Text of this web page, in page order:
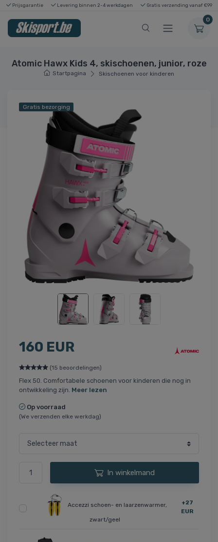
Prijsgarantie Levering binnen 2-4 werkdagen Gratis verzending vanaf €99
0
Atomic Hawx Kids 4, skischoenen, junior, roze
Startpagina Skischoenen voor kinderen
Gratis bezorging
160 EUR
(15 beoordelingen)
Flex 50. Comfortabele schoenen voor kinderen die nog in
ontwikkeling zijn. Meer lezen
Op voorraad
(We verzenden elke werkdag)
In winkelmand
Accezzi schoen- en laarzenwarmer,
zwart/geel
+27
EUR